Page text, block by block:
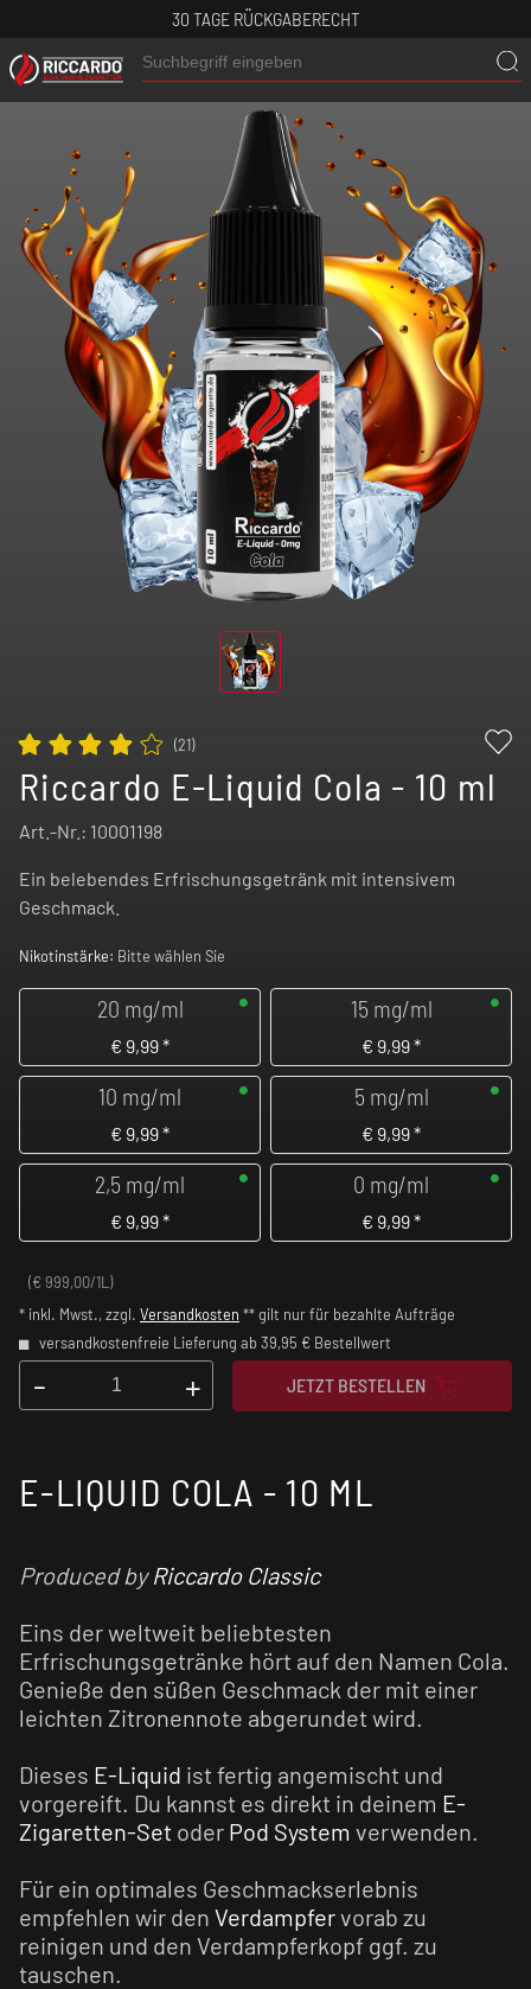
30 TAGE RÜCKGABERECHT
(21)
Riccardo E-Liquid Cola - 10 ml
Art.-Nr.: 10001198
Ein belebendes Erfrischungsgetränk mit intensivem
Geschmack.
Nikotinstärke: Bitte wählen Sie
20 mg/ml
€ 9,99*
15 mg/ml
€ 9,99*
10 mg/ml
€ 9,99*
5 mg/ml
€ 9,99*
2,5 mg/ml
€ 9,99*
0 mg/ml
€ 9,99*
(€ 999,00/1L)
* inkl. Mwst., zzgl. Versandkosten ** gilt nur für bezahlte Aufträge
versandkostenfreie Lieferung ab 39,95 € Bestellwert
- + JETZT BESTELLEN
E-LIQUID COLA - 10 ML
Produced byRiccardo Classic
Eins der weltweit beliebtesten
Erfrischungsgetränke hört auf den Namen Cola.
Genieße den süßen Geschmack der mit einer
leichten Zitronennote abgerundet wird.
Dieses E-Liquid ist fertig angemischt und
vorgereift. Du kannst es direkt in deinem E-
Zigaretten-Set oder Pod System verwenden.
Für ein optimales Geschmackserlebnis
empfehlen wir den Verdampfervorab zu
reinigen und den Verdampferkopf ggf. zu
tauschen.